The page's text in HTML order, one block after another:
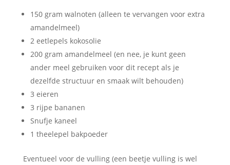
150 gram walnoten (alleen te vervangen voor extra
amandelmeel)
2 eetlepels kokosolie
200 gram amandelmeel (en nee, je kunt geen
ander meel gebruiken voor dit recept als je
dezelfde structuur en smaak wilt behouden)
3 eieren
3 rijpe bananen
Snufje kaneel
1 theelepel bakpoeder
Eventueel voor de vulling (een beetje vulling is wel